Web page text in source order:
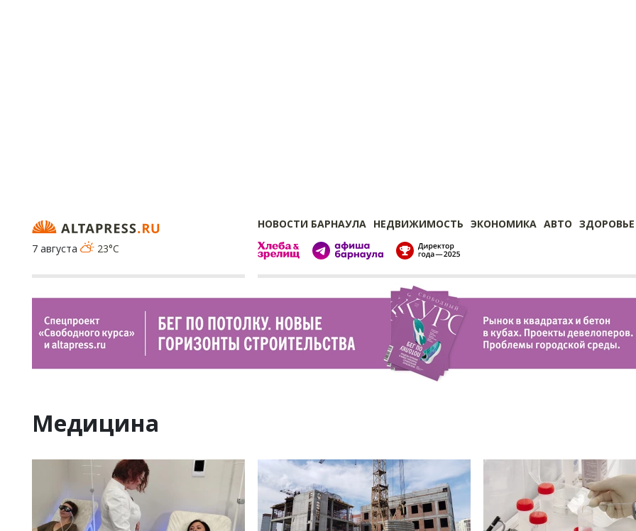
НОВОСТИ БАРНАУЛА НЕДВИЖИМОСТЬ ЭКОНОМИКА АВТО ЗДОРОВЬЕ
7 августа
23°C
Медицина